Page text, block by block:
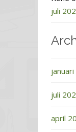
juli
juli
april